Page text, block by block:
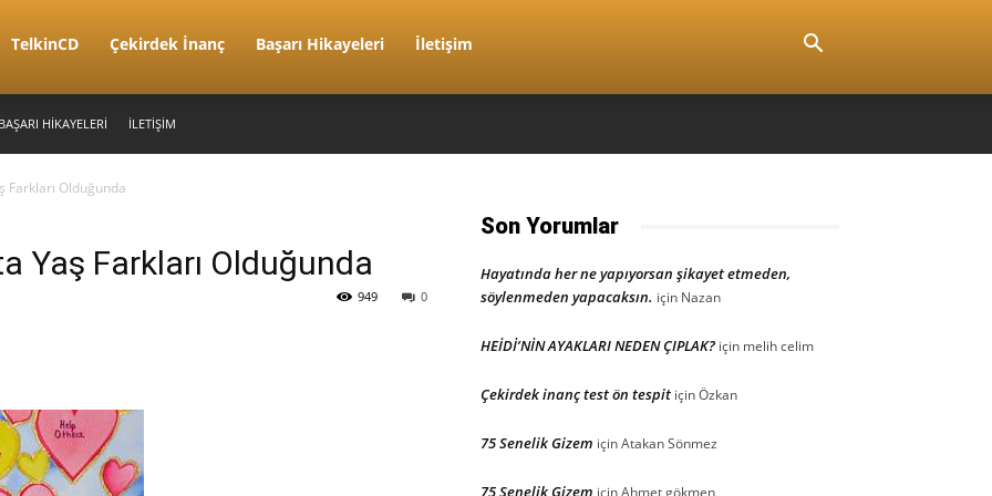
TelkinCD Çekirdek İnanç Başarı Hikayeleri İletişim
BAŞARI HIKAYELERI İLETIŞIM
Farkları Olduğunda
Yaş Farkları Olduğunda
0
949
Son Yorumlar
Hayatında her ne yapıyorsan şikayet etmeden,
söylenmeden yapacaksın. için Nazan
HEİDİ’NİN AYAKLARI NEDEN ÇIPLAK? için melih celim
Çekirdek inanç test ön tespit içinÖzkan
75 Senelik Gizem içinAtakan Sönmez
75 Senelik Gizem içinAhmet gökmen